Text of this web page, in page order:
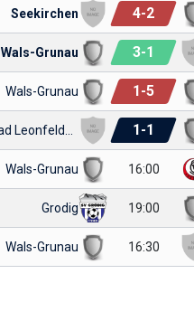
Seekirchen 4-2
Wals-Grunau 3-1
Wals-Grunau 1-5
1-1
Wals-Grunau 16:00
Grodig 19:00
Wals-Grunau 16:30